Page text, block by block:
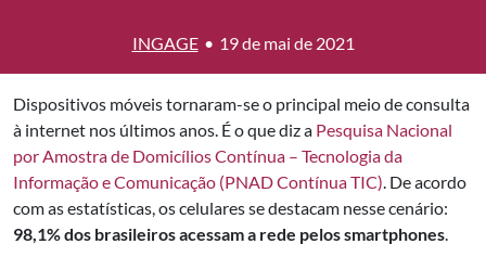
INGAGE • 19 de mai de 2021
Dispositivos móveis tornaram-se o principal meio de consulta
à internet nos últimos anos. É o que diz a Pesquisa Nacional
por Amostra de Domicílios Contínua – Tecnologia da
Informação e Comunicação (PNAD Contínua TIC). De acordo
com as estatísticas, os celulares se destacam nesse cenário:
98,1% dos brasileiros acessam a rede pelos smartphones.